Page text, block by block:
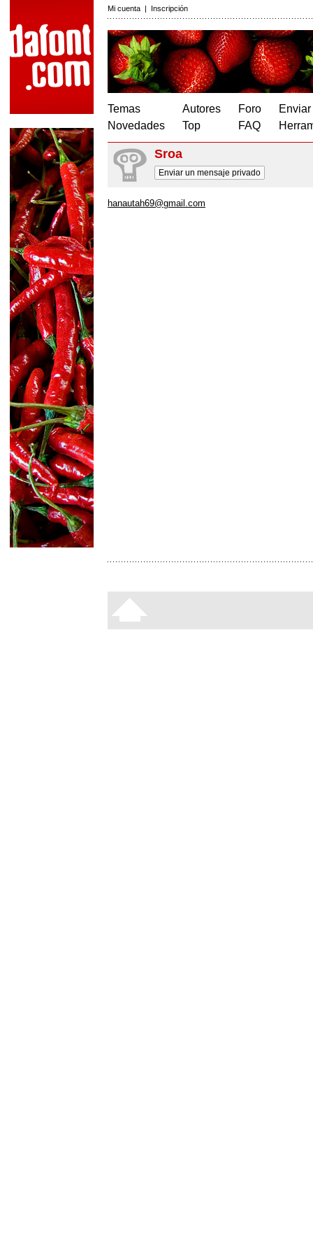
Mi cuenta | Inscripción
Temas
Novedades
Autores
Top
Foro
FAQ
Sroa
Enviar un mensaje privado
hanautah69@gmail.com